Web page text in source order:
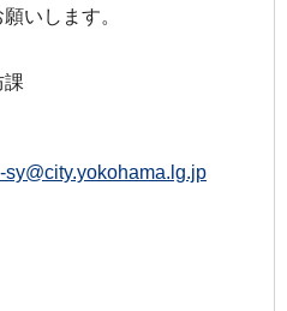
いします。
課
sy@city.yokohama.lg.jp